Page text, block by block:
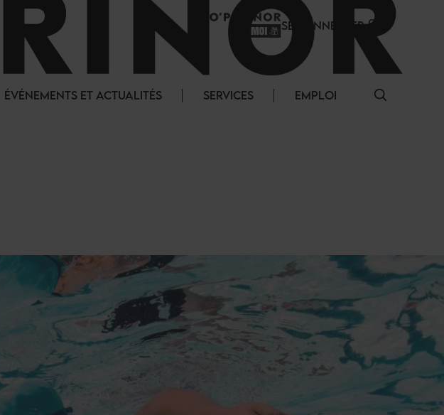
SE CONNECTER
ÉVÉNEMENTS ET ACTUALITÉS SERVICES EMPLOI